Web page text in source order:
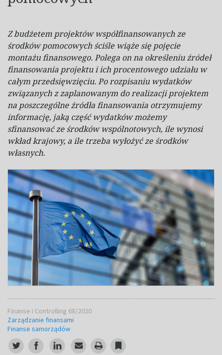
Z budżetem projektów współfinansowanych ze
środków pomocowych ściśle wiąże się pojęcie
montażu finansowego. Polega on na określeniu źródeł
finansowania projektu i ich procentowego udziału w
całym przedsięwzięciu. Po rozpisaniu wydatków
związanych z zaplanowanym dorealizacji projektem
na poszczególne źródła finansowania otrzymujemy
informację, jaką część wydatków możemy
sfinansować ze środków wspólnotowych, ile wynosi
wkład krajowy, a ile trzeba wyłożyć ze środków
własnych.
Finanse i Controlling 68/2020
Zarządzanie finansami
Finanse samorządów